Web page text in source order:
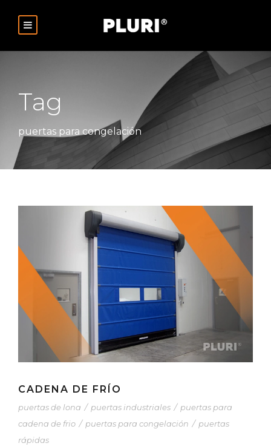
Tag
puertas para congelación
CADENA DE FRÍO
puertas de lona / puertas industriales / puertas para
cadena de frio / puertas para congelación / puertas
rápidas